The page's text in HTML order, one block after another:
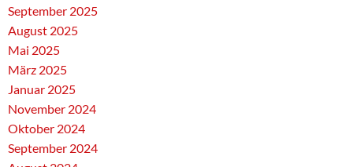
September 2025
August 2025
Mai 2025
März 2025
Januar 2025
November 2024
Oktober 2024
September 2024